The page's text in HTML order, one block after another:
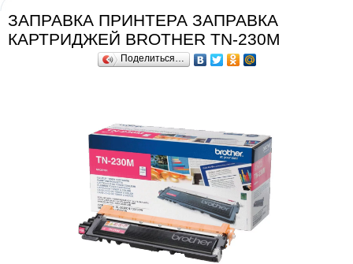
ЗАПРАВКА ПРИНТЕРА ЗАПРАВКА
КАРТРИДЖЕЙ BROTHER TN-230M
Поделиться…